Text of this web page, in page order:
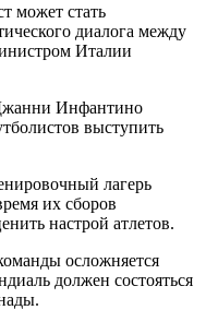
может стать
диалога между
Италии
Инфантино
выступить
лагерь
их сборов
настрой атлетов.
осложняется
должен состояться